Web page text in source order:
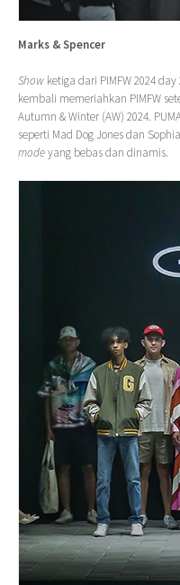
Marks & Spencer
Show ketiga dari PIMFW 2024
kembali memeriahkan PIMFW
Autumn & Winter (AW) 2024.
seperti Mad Dog Jones dan
modeyang bebas dan dinamis.